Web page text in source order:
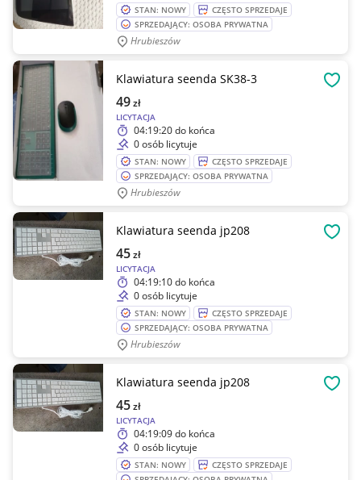
STAN: NOWY
CZĘSTO SPRZEDAJE
SPRZEDAJĄCY: OSOBA PRYWATNA
Hrubieszów
Klawiatura seenda SK38-3
LICYTACJA
49zł
04:19:20do końca
0 osób licytuje
STAN: NOWY
CZĘSTO SPRZEDAJE
SPRZEDAJĄCY: OSOBA PRYWATNA
Hrubieszów
Klawiatura seenda jp208
LICYTACJA
45zł
04:19:10do końca
0 osób licytuje
STAN: NOWY
CZĘSTO SPRZEDAJE
SPRZEDAJĄCY: OSOBA PRYWATNA
Hrubieszów
Klawiatura seenda jp208
LICYTACJA
45zł
04:19:09do końca
0 osób licytuje
STAN: NOWY
CZĘSTO SPRZEDAJE